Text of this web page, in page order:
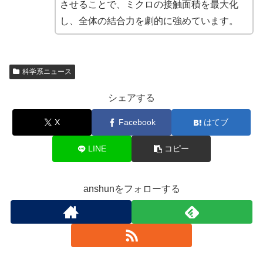
させることで、ミクロの接触面積を最大化
し、全体の結合力を劇的に強めています。
科学系ニュース
シェアする
X Facebook はてブ
LINE コピー
anshunをフォローする